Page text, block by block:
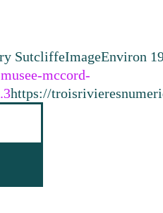
SutcliffeImageEnviron
mccord-
https://